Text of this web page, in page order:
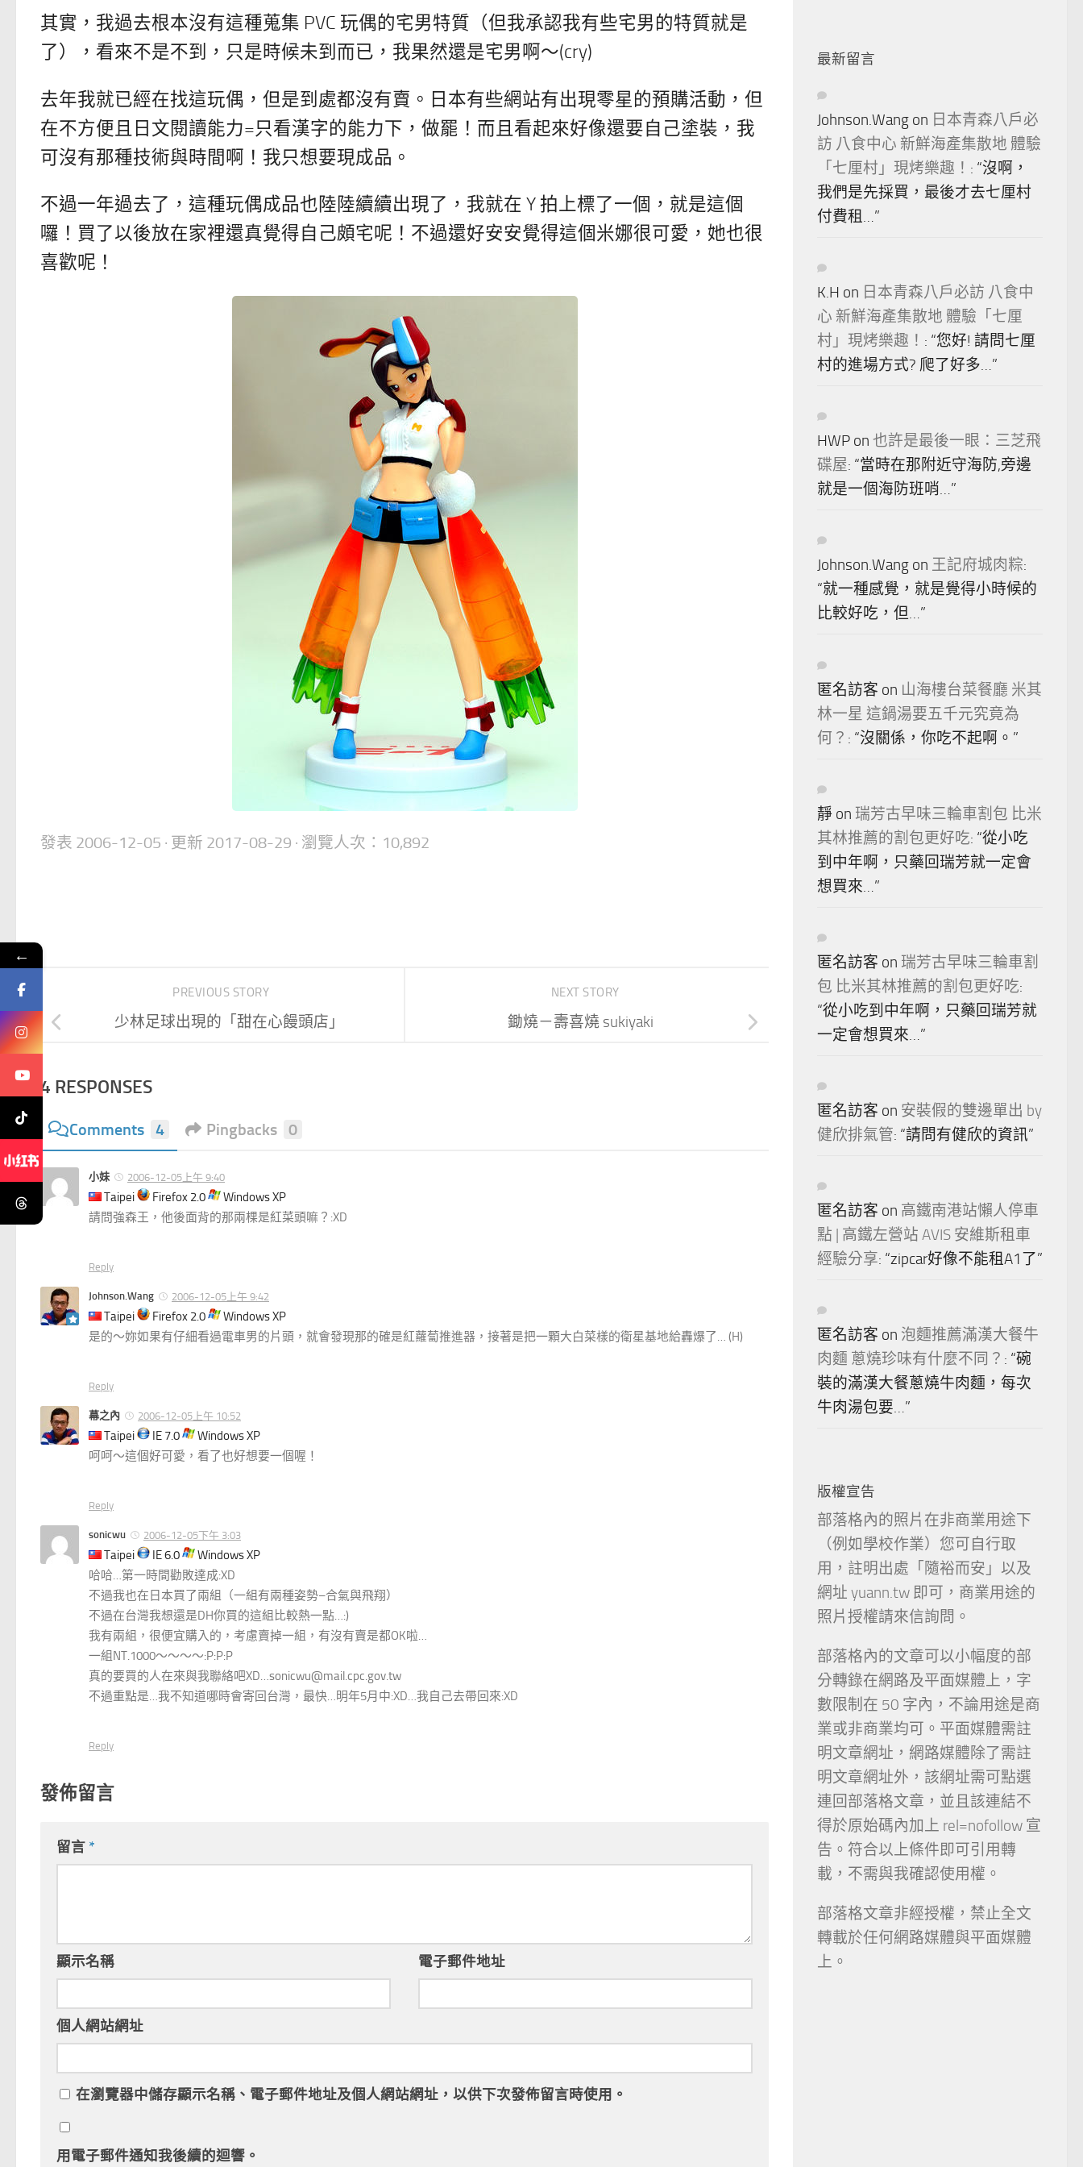
其實，我過去根本沒有這種蒐集 PVC 玩偶的宅男特質（但我承認我有些宅男的特質就是
了），看來不是不到，只是時候未到而已，我果然還是宅男啊～(cry)
去年我就已經在找這玩偶，但是到處都沒有賣。日本有些網站有出現零星的預購活動，但
在不方便且日文閱讀能力=只看漢字的能力下，做罷！而且看起來好像還要自己塗裝，我
可沒有那種技術與時間啊！我只想要現成品。
不過一年過去了，這種玩偶成品也陸陸續續出現了，我就在 Y 拍上標了一個，就是這個
囉！買了以後放在家裡還真覺得自己頗宅呢！不過還好安安覺得這個米娜很可愛，她也很
喜歡呢！
發表 2006-12-05 · 更新 2017-08-29 · 瀏覽人次：10,892
NEXT STORY
鋤燒－壽喜燒 sukiyaki
PREVIOUS STORY
少林足球出現的「甜在心饅頭店」
4 RESPONSES
Comments 4 Pingbacks 0
小妹 2006-12-05上午 9:40
Taipei Firefox 2.0
Windows XP
請問強森王，他後面背的那兩棵是紅菜頭嘛？:XD
Reply
Johnson.Wang 2006-12-05上午 9:42
Taipei Firefox 2.0
Windows XP
是的～妳如果有仔細看過電車男的片頭，就會發現那的確是紅蘿蔔推進器，接著是把一顆大白菜樣的衛星基地給轟爆了… (H)
Reply
幕之內 2006-12-05上午 10:52
Taipei IE 7.0
Windows XP
呵呵～這個好可愛，看了也好想要一個喔！
Reply
sonicwu 2006-12-05下午 3:03
Taipei IE 6.0
Windows XP
哈哈…第一時間勸敗達成:XD
不過我也在日本買了兩組（一組有兩種姿勢–合氣與飛翔）
不過在台灣我想還是DH你買的這組比較熱一點…:)
我有兩組，很便宜購入的，考慮賣掉一組，有沒有賣是都OK啦…
一組NT.1000～～～～:P:P:P
真的要買的人在來與我聯絡吧XD…sonicwu@mail.cpc.gov.tw
不過重點是…我不知道哪時會寄回台灣，最快…明年5月中:XD…我自己去帶回來:XD
Reply
發佈留言
留言 *
顯示名稱 電子郵件地址
個人網站網址
在瀏覽器中儲存顯示名稱、電子郵件地址及個人網站網址，以供下次發佈留言時使用。
用電子郵件通知我後續的迴響。
最新留言
Johnson.Wang on 日本青森八戶必
訪 八食中心 新鮮海產集散地 體驗
「七厘村」現烤樂趣！ : “沒啊，
我們是先採買，最後才去七厘村
付費租…”
K.H on 日本青森八戶必訪 八食中
心 新鮮海產集散地 體驗「七厘
村」現烤樂趣！ : “您好! 請問七厘
村的進場方式? 爬了好多…”
HWP on 也許是最後一眼：三芝飛
碟屋: “當時在那附近守海防,旁邊
就是一個海防班哨…”
Johnson.Wang on 王記府城肉粽:
“就一種感覺，就是覺得小時候的
比較好吃，但…”
匿名訪客 on 山海樓台菜餐廳 米其
林一星 這鍋湯要五千元究竟為
何？ : “沒關係，你吃不起啊。 ”
靜 on 瑞芳古早味三輪車割包 比米
其林推薦的割包更好吃: “從小吃
到中年啊，只藥回瑞芳就一定會
想買來…”
匿名訪客 on 瑞芳古早味三輪車割
包 比米其林推薦的割包更好吃:
“從小吃到中年啊，只藥回瑞芳就
一定會想買來…”
匿名訪客 on 安裝假的雙邊單出 by
健欣排氣管: “請問有健欣的資訊”
匿名訪客 on 高鐵南港站懶人停車
點 | 高鐵左營站 AVIS 安維斯租車
經驗分享: “zipcar好像不能租A1了”
匿名訪客 on 泡麵推薦滿漢大餐牛
肉麵 蔥燒珍味有什麼不同？ : “碗
裝的滿漢大餐蔥燒牛肉麵，每次
牛肉湯包要…”
版權宣告
部落格內的照片在非商業用途下
（例如學校作業）您可自行取
用，註明出處「隨裕而安」以及
網址 yuann.tw 即可，商業用途的
照片授權請來信詢問。
部落格內的文章可以小幅度的部
分轉錄在網路及平面媒體上，字
數限制在 50 字內，不論用途是商
業或非商業均可。平面媒體需註
明文章網址，網路媒體除了需註
明文章網址外，該網址需可點選
連回部落格文章，並且該連結不
得於原始碼內加上 rel=nofollow 宣
告。符合以上條件即可引用轉
載，不需與我確認使用權。
部落格文章非經授權，禁止全文
轉載於任何網路媒體與平面媒體
上。
←